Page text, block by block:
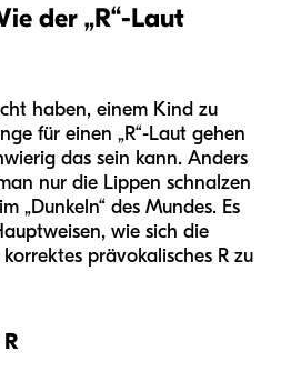
der „R“-Laut
haben, einem Kind zu
für einen „R“-Laut gehen
das sein kann. Anders
nur die Lippen schnalzen
„Dunkeln“ des Mundes. Es
wie sich die
prävokalisches R zu